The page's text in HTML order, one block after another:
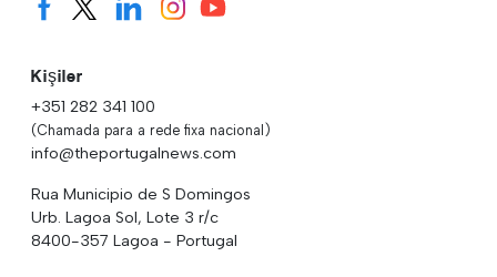
Kişiler
+351 282 341 100
(Chamada para a rede fixa nacional)
info@theportugalnews.com
Rua Municipio de S Domingos
Urb. Lagoa Sol, Lote 3 r/c
8400-357 Lagoa - Portugal